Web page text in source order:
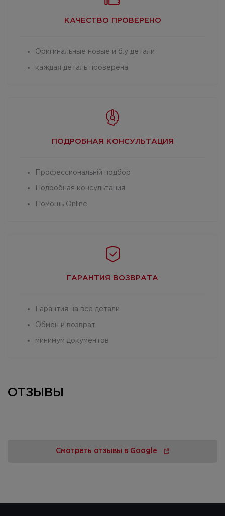
КАЧЕСТВО ПРОВЕРЕНО
Оригинальные новые и б.у детали
каждая деталь проверена
ПОДРОБНАЯ КОНСУЛЬТАЦИЯ
Профессиональній подбор
Подробная консультация
Помощь Online
ГАРАНТИЯ ВОЗВРАТА
Гарантия на все детали
Обмен и возврат
минимум документов
ОТЗЫВЫ
Смотреть отзывы в Google